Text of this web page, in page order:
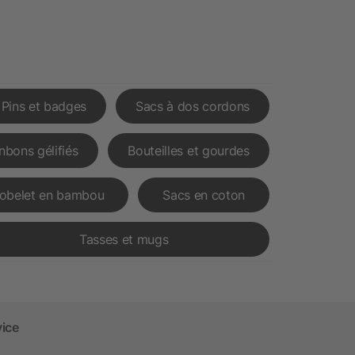
Pins et badges Sacs à dos cordons
gélifiés Bouteilles et gourdes
en bambou Sacs en coton
Tasses et mugs